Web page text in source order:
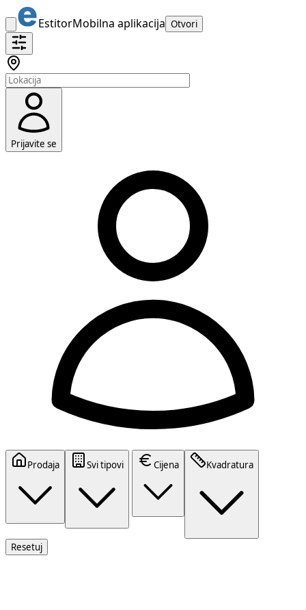
EstitorMobilna aplikacija Otvori
Prijavite se
Prodaja Svi tipovi Cijena Kvadratura
Resetuj